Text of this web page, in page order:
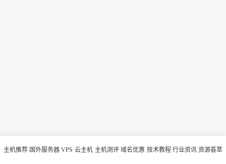
主机推荐 国外服务器 VPS·云主机 主机测评 域名优惠 技术教程 行业资讯 资源荟萃